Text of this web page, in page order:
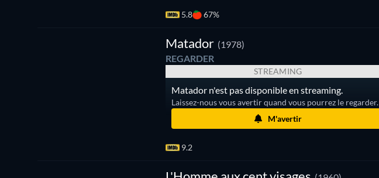
5.8 67%
Matador (1978)
REGARDER
STREAMING
Matador n'est pas disponible en streaming.
Laissez-nous vous avertir quand vous pourrez le regarder.
M'avertir
9.2